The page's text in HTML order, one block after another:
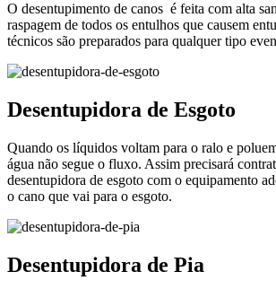
O desentupimento de canos é feita com alta
raspagem de todos os entulhos que causem
técnicos são preparados para qualquer tipo
Desentupidora de Esgoto
Quando os líquidos voltam para o ralo e
água não segue o fluxo. Assim precisará
desentupidora de esgoto com o equipamento
o cano que vai para o esgoto.
Desentupidora de Pia